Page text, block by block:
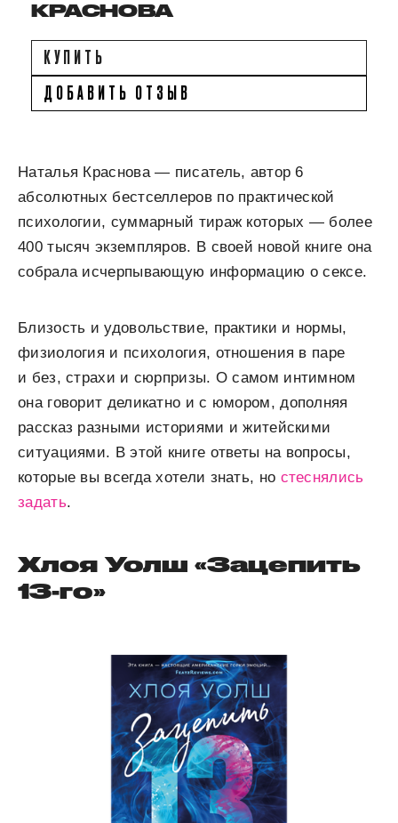
КРАСНОВА
КУПИТЬ
ДОБАВИТЬ ОТЗЫВ
Наталья Краснова — писатель, автор 6
абсолютных бестселлеров по практической
психологии, суммарный тираж которых — более
400 тысяч экземпляров. В своей новой книге она
собрала исчерпывающую информацию о сексе.
Близость и удовольствие, практики и нормы,
физиология и психология, отношения в паре
и без, страхи и сюрпризы. О самом интимном
она говорит деликатно и с юмором, дополняя
рассказ разными историями и житейскими
ситуациями. В этой книге ответы на вопросы,
которые вы всегда хотели знать, но стеснялись
задать.
Хлоя Уолш «Зацепить
13-го»